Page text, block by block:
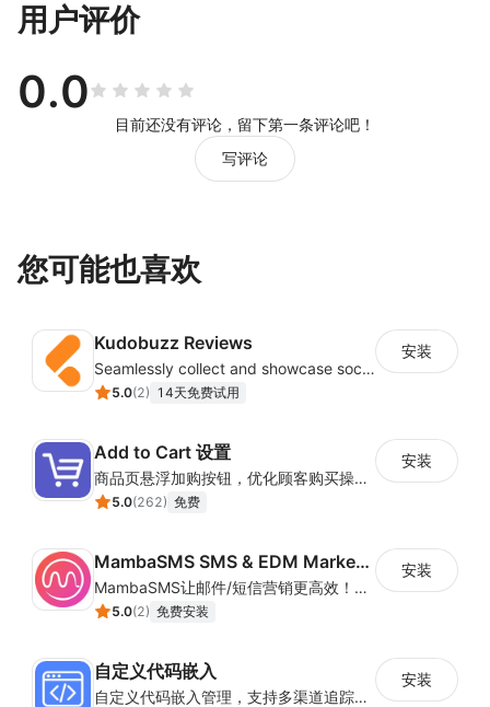
用户评价
0.0
目前还没有评论，留下第一条评论吧！
写评论
您可能也喜欢
Kudobuzz Reviews
Seamlessly collect and showcase social & photo reviews to boost organic traffic
5.0(2) 14天免费试用
安装
Add to Cart 设置
商品页悬浮加购按钮，优化顾客购买操作路径
5.0(262) 免费
安装
MambaSMS SMS & EDM Marketing
MambaSMS让邮件/短信营销更高效！MambaSMS可以帮助商家通过邮件和短信即时联系客户。并通过自动化流程，提高弃单挽回效率。
5.0(2) 免费安装
安装
自定义代码嵌入
自定义代码嵌入管理，支持多渠道追踪与营销活动配置
安装